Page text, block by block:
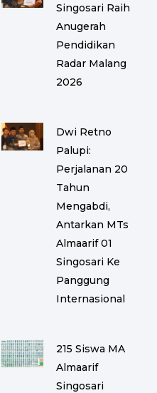
Singosari Raih
Anugerah
Pendidikan
Radar Malang
2026
Dwi Retno
Palupi:
Perjalanan 20
Tahun
Mengabdi,
Antarkan MTs
Almaarif 01
Singosari Ke
Panggung
Internasional
215 Siswa MA
Almaarif
Singosari